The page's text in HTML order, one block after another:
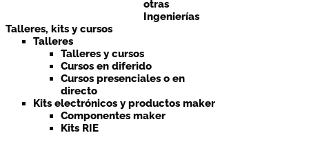
otras
Ingenierías
Talleres, kits y cursos
Talleres
Talleres y cursos
Cursos en diferido
Cursos presenciales o en
directo
Kits electrónicos y productos maker
Componentes maker
Kits RIE